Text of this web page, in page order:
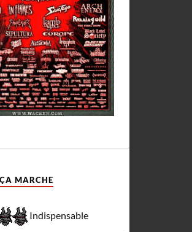
MARCHE
Indispensable